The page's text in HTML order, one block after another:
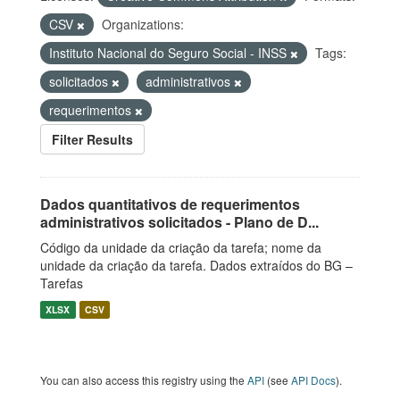
CSV
Organizations:
Instituto Nacional do Seguro Social - INSS
Tags:
solicitados
administrativos
requerimentos
Filter Results
Dados quantitativos de requerimentos
administrativos solicitados - Plano de D...
Código da unidade da criação da tarefa; nome da
unidade da criação da tarefa. Dados extraídos do BG –
Tarefas
XLSX CSV
You can also access this registry using the API (see API Docs).